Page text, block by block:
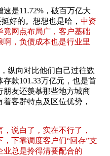
是11.72%，破百万亿大
好的。想想也是哈， 中资
竟网点布局广，客户基础
，负债成本也是行业里
纵向对比他们自己过往数
款101.33万亿元，也是首
朋友还羡慕那些地方城商
客群特点及区位优势，
说白了，实在不行了，
，下靠调度客户们“回存”支
业总是拎得清要配合的